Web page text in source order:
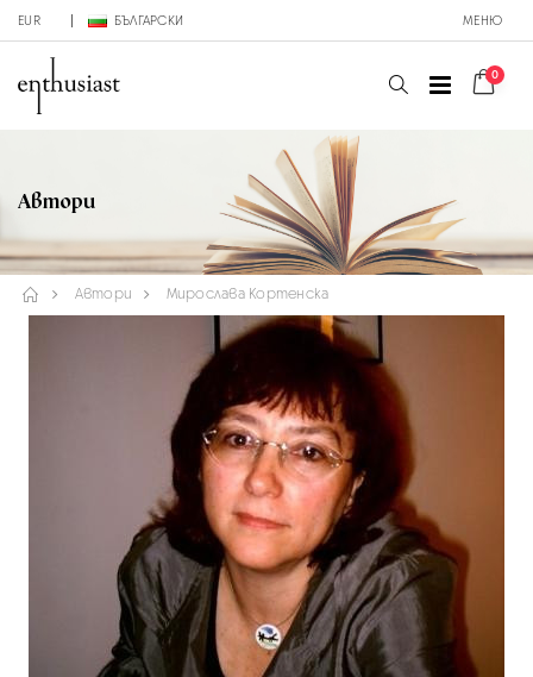
EUR БЪЛГАРСКИ МЕНЮ
0
Автори
Автори Мирослава Кортенска